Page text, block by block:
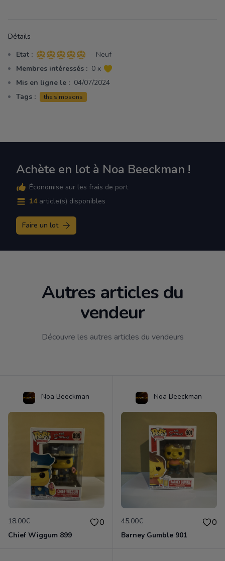
Détails
Etat : 5 sur 5 étoiles
- Neuf
Membres intéressés : 0 x
Mis en ligne le : 04/07/2024
Tags :
the simpsons
Achète en lot à Noa Beeckman !
Économise sur les frais de port
14 article(s) disponibles
Faire un lot
Autres articles du
vendeur
Découvre les autres articles du vendeurs
Noa Beeckman
18.00€ 0
Chief Wiggum 899
Noa Beeckman
45.00€ 0
Barney Gumble 901